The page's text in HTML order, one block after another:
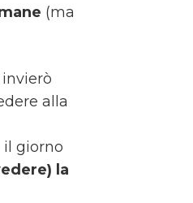
(ma
invierò
alla
il giorno
la